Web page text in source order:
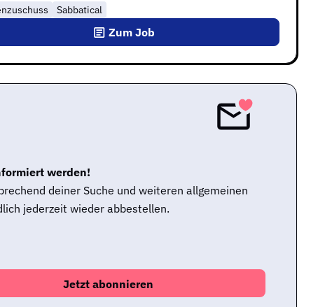
Sabbatical
Zum Job
werden!
deiner Suche und weiteren allgemeinen
jederzeit wieder abbestellen.